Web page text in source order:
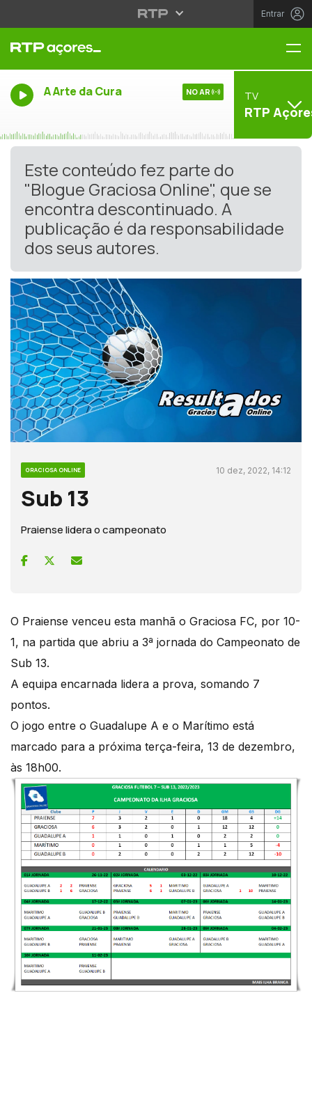
Entrar
A Arte da Cura NO AR TV
RTP
Este conteúdo fez parte do
"Blogue Graciosa Online", que se
encontra descontinuado. A
publicação é da responsabilidade
dos seus autores.
GRACIOSA ONLINE 10 dez, 2022, 14:12
Sub 13
Praiense lidera o campeonato
O Praiense venceu esta manhã o Graciosa FC, por 10-
1, na partida que abriu a 3ª jornada do Campeonato de
Sub 13.
A equipa encarnada lidera a prova, somando 7
pontos.
O jogo entre o Guadalupe A e o Marítimo está
marcado para a próxima terça-feira, 13 de dezembro,
às 18h00.